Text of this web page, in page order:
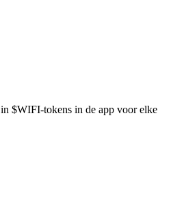
in $WIFI-tokens in de app voor elke